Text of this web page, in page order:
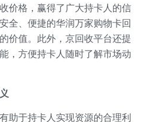
价格，赢得了广大持卡人的信
全、便捷的华润万家购物卡回
价值。此外，京回收平台还提
，方便持卡人随时了解市场动
助于持卡人实现资源的合理利